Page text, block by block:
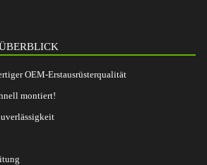
OEM-Erstausrüsterqualität
montiert!